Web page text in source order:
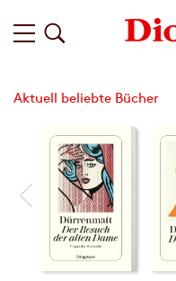
Aktuell beliebte Bücher